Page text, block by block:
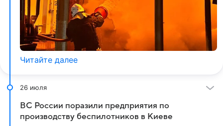
Читайте далее
26 июля
ВС России поразили предприятия по
производству беспилотников в Киеве